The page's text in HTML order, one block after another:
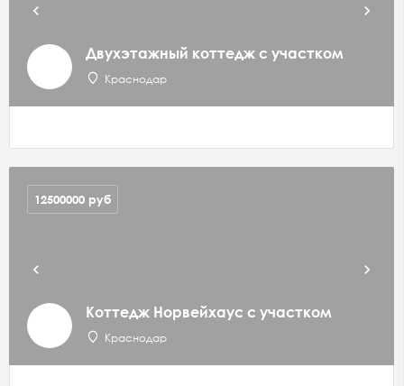
Двухэтажный коттедж с участком
Краснодар
Коттедж Норвейхаус с участком
Краснодар
12500000 руб